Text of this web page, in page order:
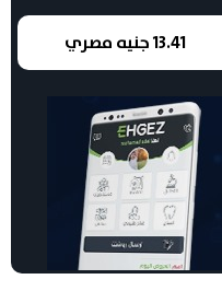
13.41 جنيه مصري